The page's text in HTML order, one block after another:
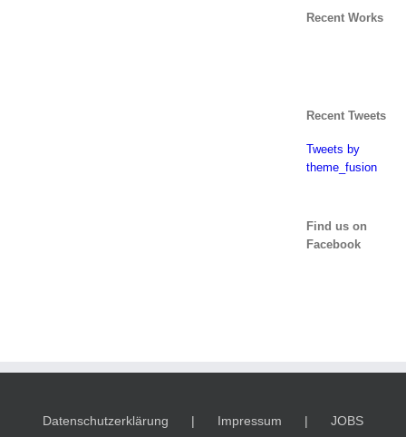
Recent Works
Recent Tweets
Tweets by
theme_fusion
Find us on
Facebook
Datenschutzerklärung Impressum JOBS